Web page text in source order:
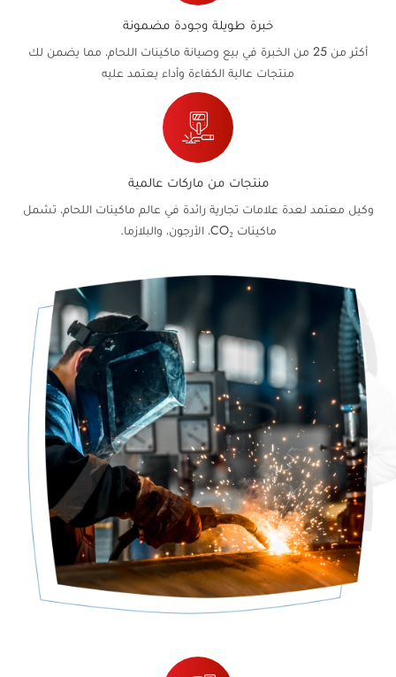
خبرة طويلة وجودة مضمونة
أكثر من 25 من الخبرة في بيع وصيانة ماكينات اللحام، مما يضمن لك
منتجات عالية الكفاءة وأداء يعتمد عليه
منتجات من ماركات عالمية
وكيل معتمد لعدة علامات تجارية رائدة في عالم ماكينات اللحام، تشمل
ماكينات CO₂، الأرجون، والبلازما.